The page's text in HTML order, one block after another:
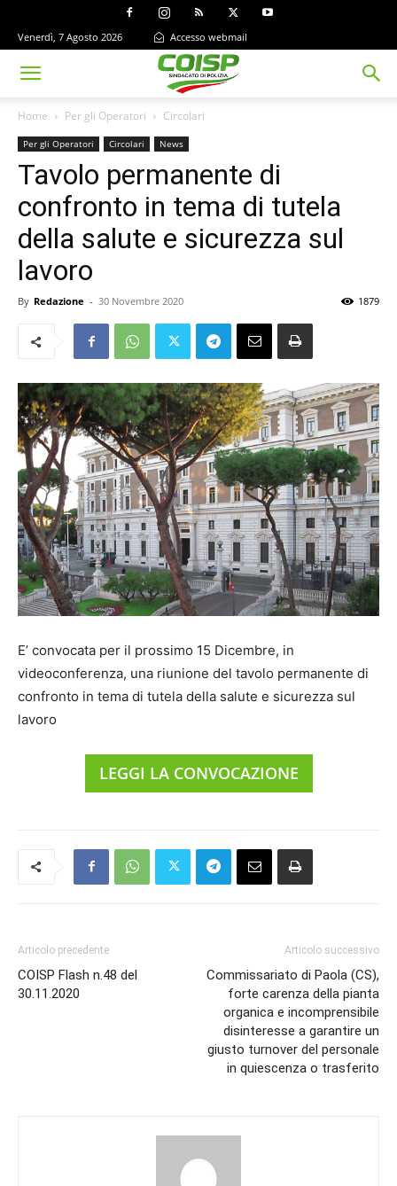
Venerdì, 7 Agosto 2026 Accesso webmail
Home Per gli Operatori Circolari
Per gli Operatori Circolari News
Tavolo permanente di
confronto in tema di tutela
della salute e sicurezza sul
lavoro
By Redazione - 30 Novembre 2020 1879
E’ convocata per il prossimo 15 Dicembre, in
videoconferenza, una riunione del tavolo permanente di
confronto in tema di tutela della salute e sicurezza sul
lavoro
LEGGI LA CONVOCAZIONE
Articolo precedente
COISP Flash n.48 del
30.11.2020
Articolo successivo
Commissariato di Paola (CS),
forte carenza della pianta
organica e incomprensibile
disinteresse a garantire un
giusto turnover del personale
in quiescenza o trasferito